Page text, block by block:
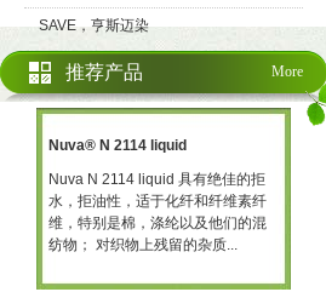
SAVE，亨斯迈染
More
推荐产品
Nuva® N 2114 liquid
Nuva N 2114 liquid 具有绝佳的拒
水，拒油性，适于化纤和纤维素纤
维，特别是棉，涤纶以及他们的混
纺物； 对织物上残留的杂质...